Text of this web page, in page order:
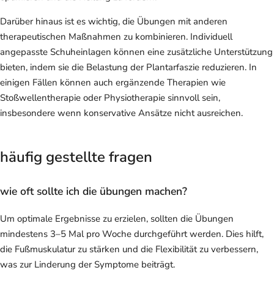
Darüber hinaus ist es wichtig, die Übungen mit anderen
therapeutischen Maßnahmen zu kombinieren. Individuell
angepasste Schuheinlagen können eine zusätzliche Unterstützung
bieten, indem sie die Belastung der Plantarfaszie reduzieren. In
einigen Fällen können auch ergänzende Therapien wie
Stoßwellentherapie oder Physiotherapie sinnvoll sein,
insbesondere wenn konservative Ansätze nicht ausreichen.
häufig gestellte fragen
wie oft sollte ich die übungen machen?
Um optimale Ergebnisse zu erzielen, sollten die Übungen
mindestens 3–5 Mal pro Woche durchgeführt werden. Dies hilft,
die Fußmuskulatur zu stärken und die Flexibilität zu verbessern,
was zur Linderung der Symptome beiträgt.